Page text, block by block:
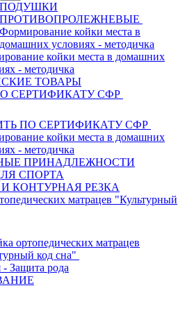
ПОДУШКИ
ПРОТИВОПРОЛЕЖНЕВЫЕ
Формирование койки места в
домашних условиях - методичка
койки места в домашних
- методичка
ТОВАРЫ
СЕРТИФИКАТУ СФР
ПО СЕРТИФИКАТУ СФР
койки места в домашних
- методичка
ПРИНАДЛЕЖНОСТИ
СПОРТА
КОНТУРНАЯ РЕЗКА
матрацев "Культурный
ортопедических матрацев
код сна"
- Защита рода